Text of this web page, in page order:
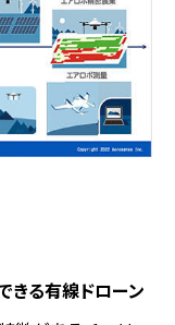
る有線ドローン